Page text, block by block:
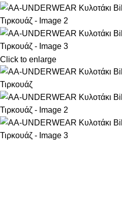
Click to enlarge